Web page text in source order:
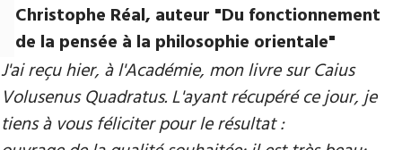
Christophe Réal, auteur ​"Du fonctionnement
de la pensée à la philosophie orientale"
J'ai reçu hier, à l'Académie, mon livre sur Caius
Volusenus Quadratus. L'ayant récupéré ce jour, je
tiens à vous féliciter pour le résultat :